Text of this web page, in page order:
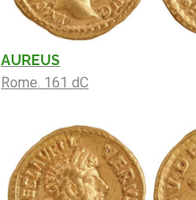
AUREUS
Rome. 161 dC